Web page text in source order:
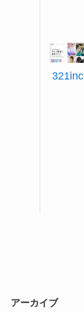
321inc
アーカイブ